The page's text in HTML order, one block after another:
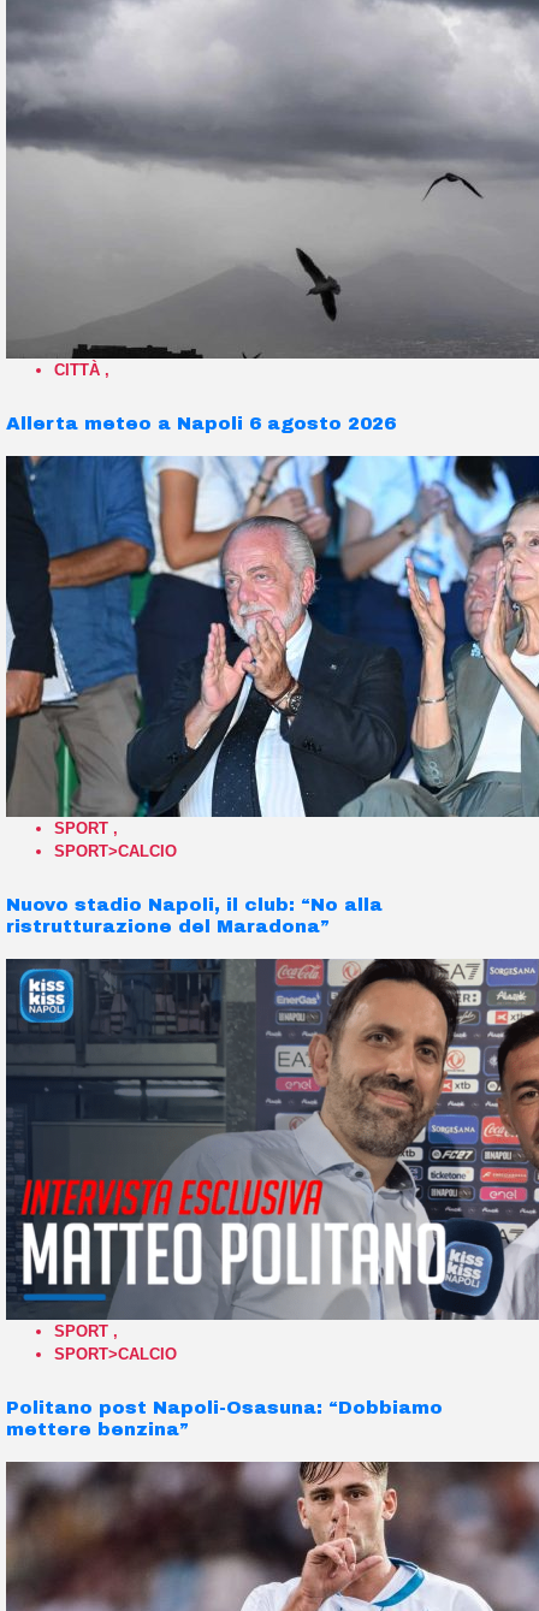
CITTÀ ,
Allerta meteo a Napoli 6 agosto 2026
SPORT ,
SPORT>CALCIO
Nuovo stadio Napoli, il club: “No alla
ristrutturazione del Maradona”
SPORT ,
SPORT>CALCIO
Politano post Napoli-Osasuna: “Dobbiamo
mettere benzina”